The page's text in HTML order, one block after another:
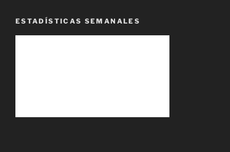
ESTADÍSTICAS SEMANALES